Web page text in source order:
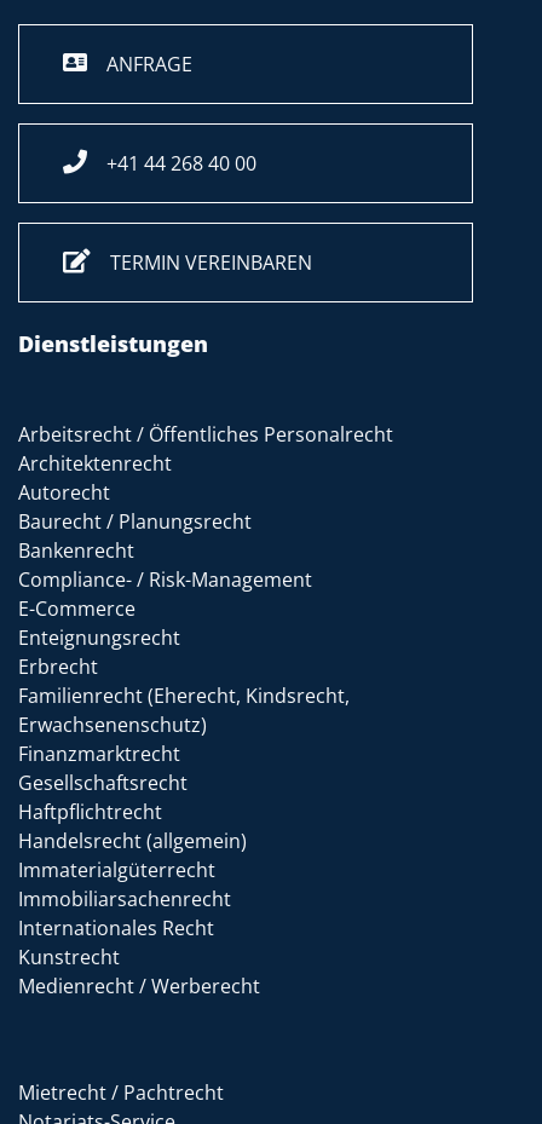
ANFRAGE
+41 44 268 40 00
TERMIN VEREINBAREN
Dienstleistungen
Arbeitsrecht / Öffentliches Personalrecht
Architektenrecht
Autorecht
Baurecht / Planungsrecht
Bankenrecht
Compliance- / Risk-Management
E-Commerce
Enteignungsrecht
Erbrecht
Familienrecht (Eherecht, Kindsrecht,
Erwachsenenschutz)
Finanzmarktrecht
Gesellschaftsrecht
Haftpflichtrecht
Handelsrecht (allgemein)
Immaterialgüterrecht
Immobiliarsachenrecht
Internationales Recht
Kunstrecht
Medienrecht / Werberecht
Mietrecht / Pachtrecht